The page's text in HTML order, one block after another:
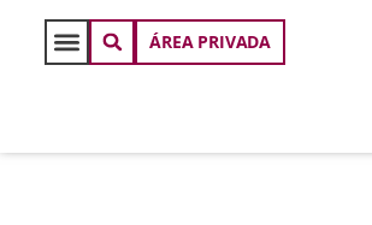
ÁREA PRIVADA